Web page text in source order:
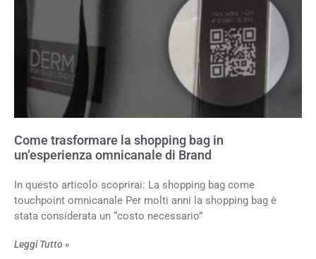
Come trasformare la shopping bag in
un’esperienza omnicanale di Brand
In questo articolo scoprirai: La shopping bag come
touchpoint omnicanale Per molti anni la shopping bag è
stata considerata un “costo necessario”
Leggi Tutto »